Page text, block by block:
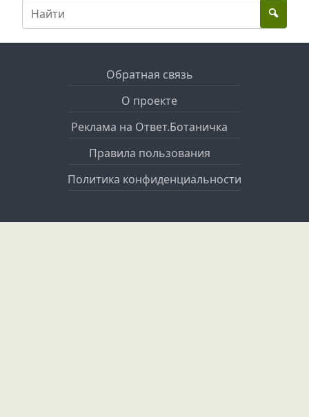
Обратная связь
О проекте
Реклама на Ответ.Ботаничка
Правила пользования
Политика конфиденциальности